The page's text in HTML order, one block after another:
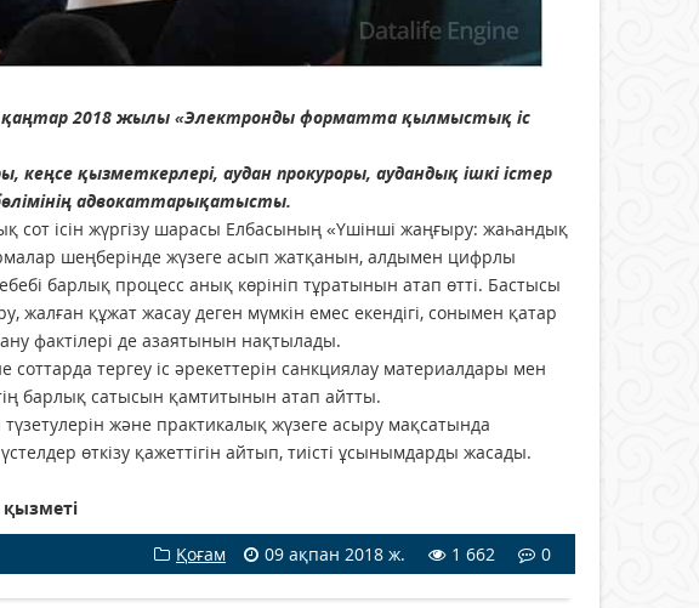
қаңтар 2018 жылы «Электронды форматта қылмыстық іс
қызметкерлері, аудан прокуроры, аудандық ішкі істер
адвокаттарықатысты.
сот ісін жүргізу шарасы Елбасының «Үшінші жаңғыру: жаһандық
шеңберінде жүзеге асып жатқанын, алдымен цифрлы
барлық процесс анық көрініп тұратынын атап өтті. Бастысы
құжат жасау деген мүмкін емес екендігі, сонымен қатар
фактілері де азаятынын нақтылады.
соттарда тергеу іс әрекеттерін санкциялау материалдары мен
барлық сатысын қамтитынын атап айтты.
және практикалық жүзеге асыру мақсатында
өткізу қажеттігін айтып, тиісті ұсынымдарды жасады.
Қоғам
09 ақпан 2018 ж. 1 662 0